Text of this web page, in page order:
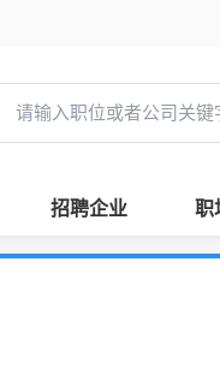
招聘企业 职